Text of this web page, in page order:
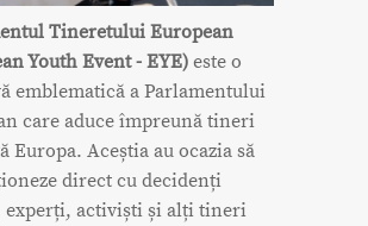
Tineretului European
Youth Event - EYE) este o
emblematică a Parlamentului
care aduce împreună tineri
Europa. Aceștia au ocazia să
direct cu decidenți
activiști și alți tineri